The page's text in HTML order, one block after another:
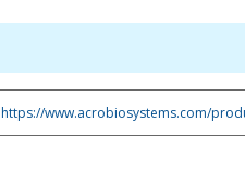
https://www.acrobiosystems.com/